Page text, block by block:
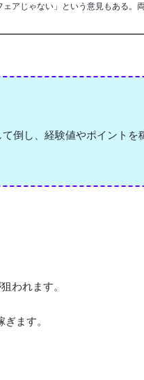
アじゃない」という意見もある。
倒し、経験値やポイントを
われます。
ます。